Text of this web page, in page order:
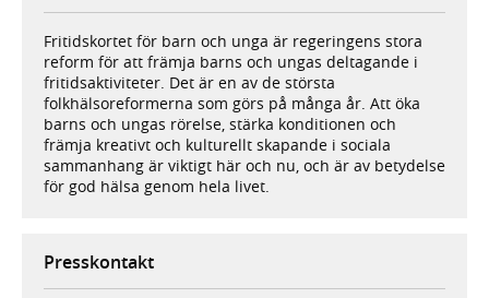
Fritidskortet för barn och unga är regeringens stora
reform för att främja barns och ungas deltagande i
fritidsaktiviteter. Det är en av de största
folkhälsoreformerna som görs på många år. Att öka
barns och ungas rörelse, stärka konditionen och
främja kreativt och kulturellt skapande i sociala
sammanhang är viktigt här och nu, och är av betydelse
för god hälsa genom hela livet.
Presskontakt